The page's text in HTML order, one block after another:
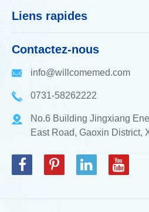
Liens rapides
Contactez-nous
info@willcomemed.com
0731-58262222
No.6 Building Jingxiang
East Road, Gaoxin District,